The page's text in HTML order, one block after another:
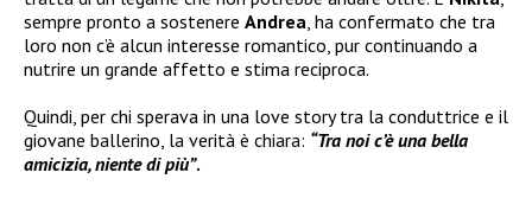
sempre pronto a sostenere Andrea, ha confermato che tra
loro non c’è alcun interesse romantico, pur continuando a
nutrire un grande affetto e stima reciproca.
Quindi, per chi sperava in una love story tra la conduttrice e il
giovane ballerino, la verità è chiara: “Tra noi c’è una bella
amicizia, niente di più”.